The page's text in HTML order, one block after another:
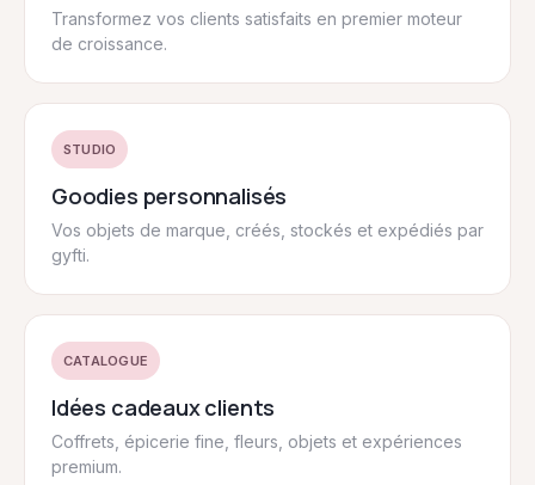
Transformez vos clients satisfaits en premier moteur
de croissance.
STUDIO
Goodies personnalisés
Vos objets de marque, créés, stockés et expédiés par
gyfti.
CATALOGUE
Idées cadeaux clients
Coffrets, épicerie fine, fleurs, objets et expériences
premium.